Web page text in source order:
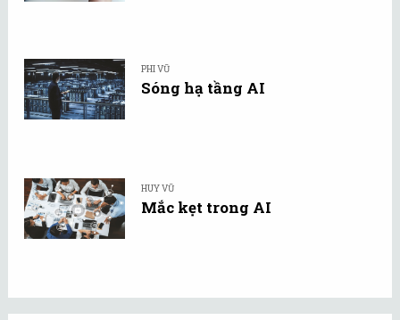
PHI VŨ
Sóng hạ tầng AI
HUY VŨ
Mắc kẹt trong AI